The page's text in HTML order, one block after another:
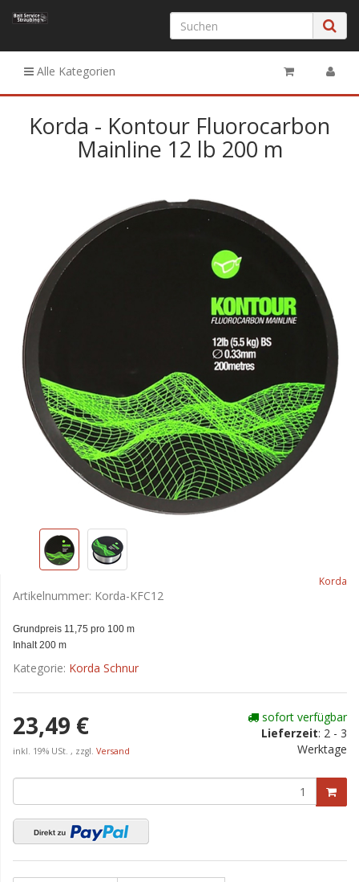
Alle Kategorien
Korda - Kontour Fluorocarbon
Mainline 12 lb 200 m
Korda
Artikelnummer: Korda-KFC12
Grundpreis 11,75 pro 100 m
Inhalt 200 m
Kategorie: Korda Schnur
23,49 €
inkl. 19% USt. , zzgl. Versand
sofort verfügbar
Lieferzeit: 2 - 3
Werktage